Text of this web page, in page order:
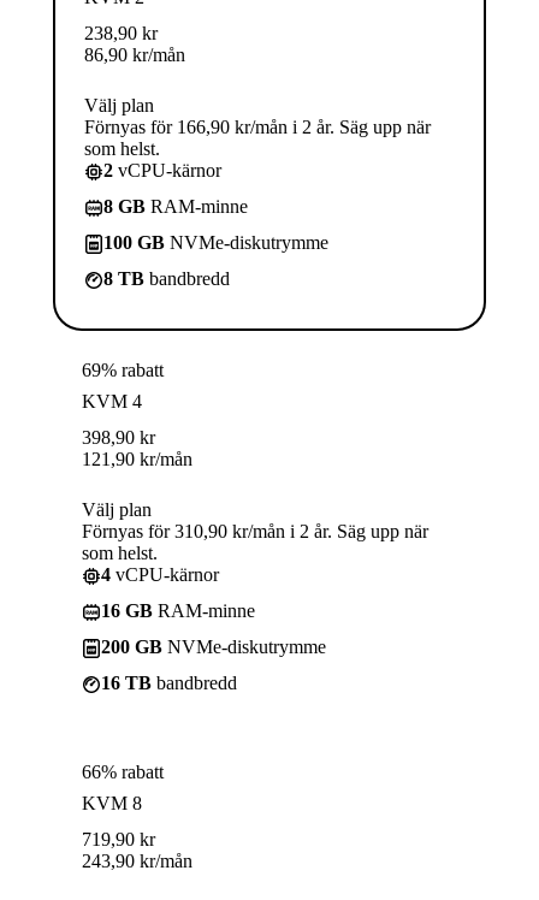
238,90 kr
86,90 kr/mån
Välj plan
Förnyas för 166,90 kr/mån i 2 år. Säg upp när
som helst.
2 vCPU-kärnor
8 GB RAM-minne
100 GB NVMe-diskutrymme
8 TB bandbredd
69% rabatt
KVM 4
398,90 kr
121,90 kr/mån
Välj plan
Förnyas för 310,90 kr/mån i 2 år. Säg upp när
som helst.
4 vCPU-kärnor
16 GB RAM-minne
200 GB NVMe-diskutrymme
16 TB bandbredd
66% rabatt
KVM 8
719,90 kr
243,90 kr/mån